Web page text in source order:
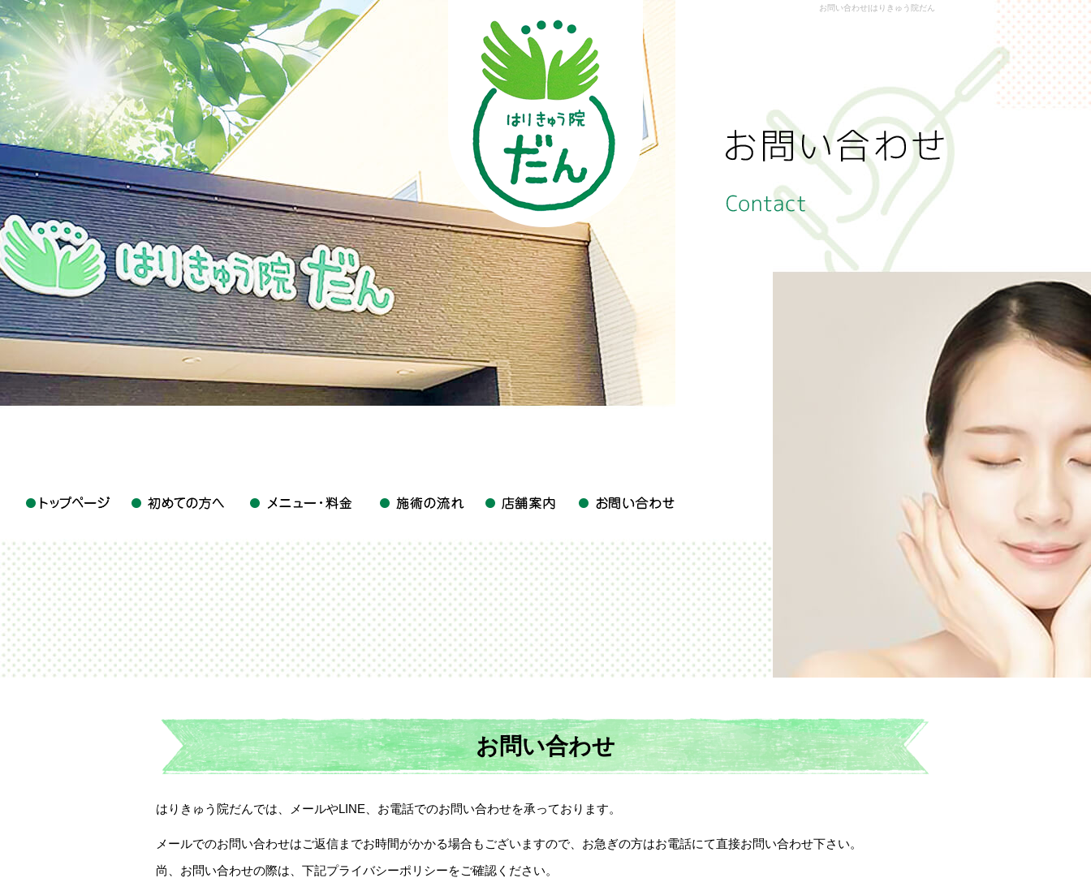
お問い合わせ|はりきゅう院だん
お問い合わせ
はりきゅう院だんでは、メールやLINE、お電話でのお問い合わせを承っております。
メールでのお問い合わせはご返信までお時間がかかる場合もございますので、お急ぎの方はお電話にて直接お問い合わせ下さい。
尚、お問い合わせの際は、下記プライバシーポリシーをご確認ください。